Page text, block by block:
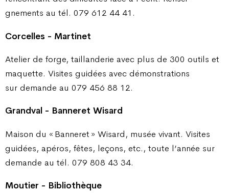
gnements au tél. 079 612 44 41.
Corcelles - Martinet
Atelier de forge, taillanderie avec plus de 300 outils et
maquette. Visites guidées avec démonstrations
sur demande au 079 456 88 12.
Grandval - Banneret Wisard
Maison du « Banneret » Wisard, musée vivant. Visites
guidées, apéros, fêtes, leçons, etc., toute l’année sur
demande au tél. 079 808 43 34.
Moutier - Bibliothèque